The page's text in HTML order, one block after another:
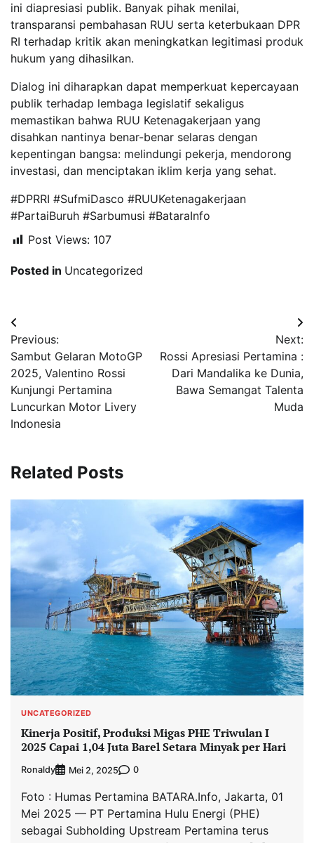
ini diapresiasi publik. Banyak pihak menilai,
transparansi pembahasan RUU serta keterbukaan DPR
RI terhadap kritik akan meningkatkan legitimasi produk
hukum yang dihasilkan.
Dialog ini diharapkan dapat memperkuat kepercayaan
publik terhadap lembaga legislatif sekaligus
memastikan bahwa RUU Ketenagakerjaan yang
disahkan nantinya benar-benar selaras dengan
kepentingan bangsa: melindungi pekerja, mendorong
investasi, dan menciptakan iklim kerja yang sehat.
#DPRRI #SufmiDasco #RUUKetenagakerjaan
#PartaiBuruh #Sarbumusi #BataraInfo
Post Views: 107
Posted in Uncategorized
Navigasi
pos
Previous:
Sambut Gelaran MotoGP
2025, Valentino Rossi
Kunjungi Pertamina
Luncurkan Motor Livery
Indonesia
Next:
Rossi Apresiasi Pertamina :
Dari Mandalika ke Dunia,
Bawa Semangat Talenta
Muda
Related Posts
UNCATEGORIZED
Kinerja Positif, Produksi Migas PHE Triwulan I
2025 Capai 1,04 Juta Barel Setara Minyak per Hari
Ronaldy Mei 2, 2025 0
Foto : Humas Pertamina BATARA.Info, Jakarta, 01
Mei 2025 — PT Pertamina Hulu Energi (PHE)
sebagai Subholding Upstream Pertamina terus